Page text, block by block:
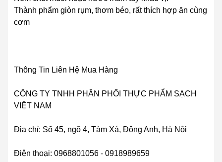
Thành phẩm giòn rụm, thơm béo, rất thích hợp ăn cùng
cơm
Thông Tin Liên Hệ Mua Hàng
CÔNG TY TNHH PHÂN PHỐI THỰC PHẨM SẠCH
VIỆT NAM
Địa chỉ: Số 45, ngõ 4, Tàm Xá, Đông Anh, Hà Nội
Điện thoại: 0968801056 - 0918989659